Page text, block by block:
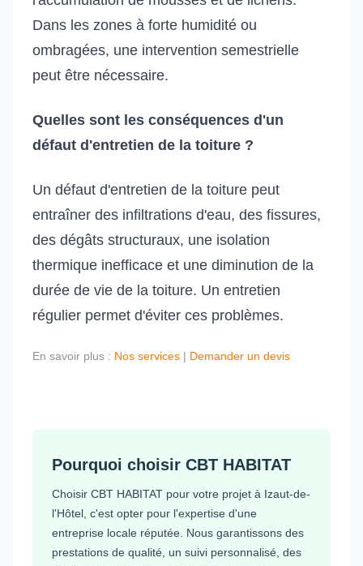
Dans les zones à forte humidité ou
ombragées, une intervention semestrielle
peut être nécessaire.
Quelles sont les conséquences d'un
défaut d'entretien de la toiture ?
Un défaut d'entretien de la toiture peut
entraîner des infiltrations d'eau, des fissures,
des dégâts structuraux, une isolation
thermique inefficace et une diminution de la
durée de vie de la toiture. Un entretien
régulier permet d'éviter ces problèmes.
En savoir plus : Nos services | Demander un devis
Pourquoi choisir CBT HABITAT
Choisir CBT HABITAT pour votre projet à Izaut-de-
l'Hôtel, c'est opter pour l'expertise d'une
entreprise locale réputée. Nous garantissons des
prestations de qualité, un suivi personnalisé, des